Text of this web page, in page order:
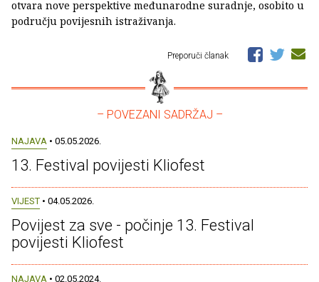
otvara nove perspektive međunarodne suradnje, osobito u
području povijesnih istraživanja.
Preporuči članak
– POVEZANI SADRŽAJ –
NAJAVA • 05.05.2026.
13. Festival povijesti Kliofest
VIJEST • 04.05.2026.
Povijest za sve - počinje 13. Festival
povijesti Kliofest
NAJAVA • 02.05.2024.